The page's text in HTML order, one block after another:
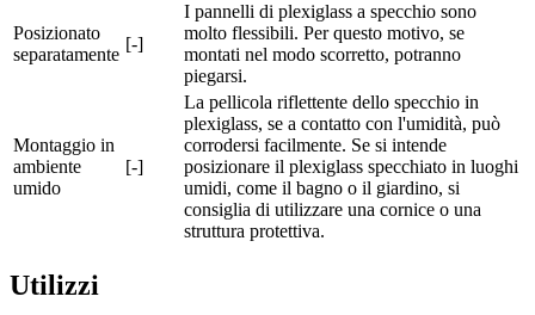
Posizionato
separatamente
[-]
I pannelli di plexiglass a specchio sono
molto flessibili. Per questo motivo, se
montati nel modo scorretto, potranno
piegarsi.
Montaggio in
ambiente
umido
[-]
La pellicola riflettente dello specchio in
plexiglass, se a contatto con l'umidità, può
corrodersi facilmente. Se si intende
posizionare il plexiglass specchiato in luoghi
umidi, come il bagno o il giardino, si
consiglia di utilizzare una cornice o una
struttura protettiva.
Utilizzi